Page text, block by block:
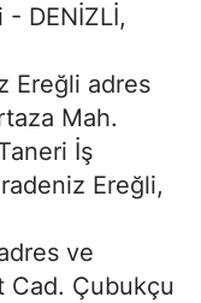
DENİZLİ,
Ereğli adres
Mah.
İş
Ereğli,
ve
Cad. Çubukçu